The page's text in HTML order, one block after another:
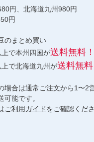
円、北海道九州980円
円
のまとめ買い
で本州四国が送料無料！
で北海道九州が送料無料
場合は通常ご注文から1〜2
可能です。
ご利用ガイドをご確認くださ